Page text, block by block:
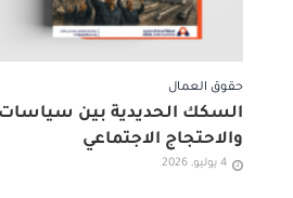
حقوق العمال
السكك الحديدية بين سياسات
والاحتجاج الاجتماعي
4 يوليو, 2026